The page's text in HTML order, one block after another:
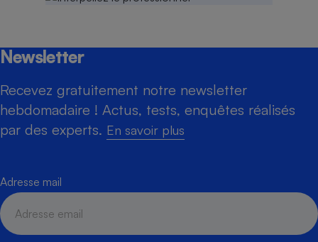
Newsletter
Recevez gratuitement notre newsletter
hebdomadaire ! Actus, tests, enquêtes réalisés
par des experts. En savoir plus
Adresse mail